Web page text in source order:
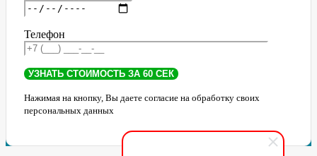
Телефон
Нажимая на кнопку, Вы даете согласие на обработку своих
персональных данных